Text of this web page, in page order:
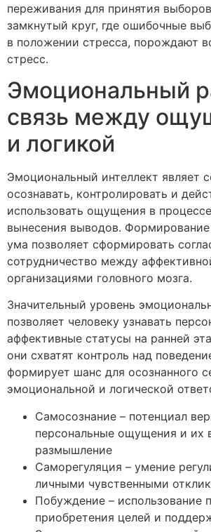
переживания для принятия
замкнутый круг, где ошибочные
в положении стресса, порождают
стресс.
Эмоциональный
связь между
и логикой
Эмоциональный интеллект являет
осознавать, контролировать и
использовать ощущения в
вынесения выводов. Формирование
ума позволяет сформировать
сотрудничество между
организациями головного мозга.
Значительный уровень
позволяет человеку узнавать
аффективные статусы на ранней
они схватят контроль над
формирует шанс для осознанного
эмоциональной и логической
Самосознание – потенциал
персональные ощущения и их
размышление
Саморегуляция – умение
личными чувственными
Побуждение – использование
приобретения целей и